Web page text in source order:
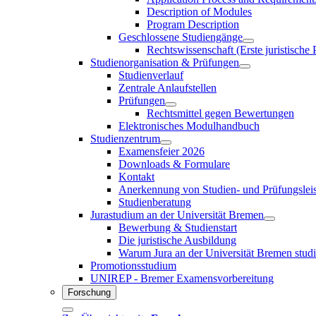
Description of Modules
Program Description
Geschlossene Studiengänge
Rechtswissenschaft (Erste juristische
Studienorganisation & Prüfungen
Studienverlauf
Zentrale Anlaufstellen
Prüfungen
Rechtsmittel gegen Bewertungen
Elektronisches Modulhandbuch
Studienzentrum
Examensfeier 2026
Downloads & Formulare
Kontakt
Anerkennung von Studien- und
Studienberatung
Jurastudium an der Universität Bremen
Bewerbung & Studienstart
Die juristische Ausbildung
Warum Jura an der Universität Bremen
Promotionsstudium
UNIREP - Bremer Examensvorbereitung
Forschung